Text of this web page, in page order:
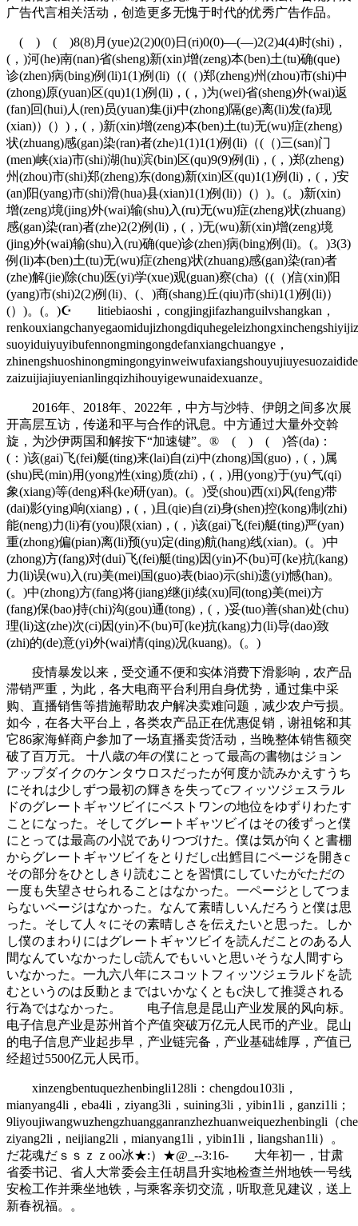
广告代言相关活动，创造更多无愧于时代的优秀广告作品。
( ) ( )8(8)月(yue)2(2)0(0)日(ri)0(0)—(—)2(2)4(4)时(shi)，
(，)河(he)南(nan)省(sheng)新(xin)增(zeng)本(ben)土(tu)确(que)
诊(zhen)病(bing)例(li)1(1)例(li)（(（)郑(zheng)州(zhou)市(shi)中
(zhong)原(yuan)区(qu)1(1)例(li)，(，)为(wei)省(sheng)外(wai)返
(fan)回(hui)人(ren)员(yuan)集(ji)中(zhong)隔(ge)离(li)发(fa)现
(xian)）(）)，(，)新(xin)增(zeng)本(ben)土(tu)无(wu)症(zheng)
状(zhuang)感(gan)染(ran)者(zhe)1(1)1(1)例(li)（(（)三(san)门
(men)峡(xia)市(shi)湖(hu)滨(bin)区(qu)9(9)例(li)，(，)郑(zheng)
州(zhou)市(shi)郑(zheng)东(dong)新(xin)区(qu)1(1)例(li)，(，)安
(an)阳(yang)市(shi)滑(hua)县(xian)1(1)例(li)）(）)。(。)新(xin)
增(zeng)境(jing)外(wai)输(shu)入(ru)无(wu)症(zheng)状(zhuang)
感(gan)染(ran)者(zhe)2(2)例(li)，(，)无(wu)新(xin)增(zeng)境
(jing)外(wai)输(shu)入(ru)确(que)诊(zhen)病(bing)例(li)。(。)3(3)
例(li)本(ben)土(tu)无(wu)症(zheng)状(zhuang)感(gan)染(ran)者
(zhe)解(jie)除(chu)医(yi)学(xue)观(guan)察(cha)（(（)信(xin)阳
(yang)市(shi)2(2)例(li)、(、)商(shang)丘(qiu)市(shi)1(1)例(li)）
(）)。(。)☪ litiebiaoshi，congjingjifazhanguilvshangkan，
suoyiduiyuyibufennongmingongdefanxiangchuangye，
zaizuijiajiuyenianlingqizhihouyigewunaidexuanze。
2016年、2018年、2022年，中方与沙特、伊朗之间多次展
开高层互访，传递和平与合作的讯息。中方通过大量外交斡
旋，为沙伊两国和解按下“加速键”。® ( ) ( )答(da)：
(：)该(gai)飞(fei)艇(ting)来(lai)自(zi)中(zhong)国(guo)，(，)属
(shu)民(min)用(yong)性(xing)质(zhi)，(，)用(yong)于(yu)气(qi)
象(xiang)等(deng)科(ke)研(yan)。(。)受(shou)西(xi)风(feng)带
(dai)影(ying)响(xiang)，(，)且(qie)自(zi)身(shen)控(kong)制(zhi)
能(neng)力(li)有(you)限(xian)，(，)该(gai)飞(fei)艇(ting)严(yan)
重(zhong)偏(pian)离(li)预(yu)定(ding)航(hang)线(xian)。(。)中
(zhong)方(fang)对(dui)飞(fei)艇(ting)因(yin)不(bu)可(ke)抗(kang)
力(li)误(wu)入(ru)美(mei)国(guo)表(biao)示(shi)遗(yi)憾(han)。
(。)中(zhong)方(fang)将(jiang)继(ji)续(xu)同(tong)美(mei)方
(fang)保(bao)持(chi)沟(gou)通(tong)，(，)妥(tuo)善(shan)处(chu)
理(li)这(zhe)次(ci)因(yin)不(bu)可(ke)抗(kang)力(li)导(dao)致
(zhi)的(de)意(yi)外(wai)情(qing)况(kuang)。(。)
疫情暴发以来，受交通不便和实体消费下滑影响，农产品
滞销严重，为此，各大电商平台利用自身优势，通过集中采
购、直播销售等措施帮助农户解决卖难问题，减少农户亏损。
如今，在各大平台上，各类农产品正在优惠促销，谢祖铭和其
它86家海鲜商户参加了一场直播卖货活动，当晚整体销售额突
破了百万元。 十八歳の年の僕にとって最高の書物はジョン
アップダイクのケンタウロスだったが何度か読みかえすうち
にそれは少しずつ最初の輝きを失ってcフィッツジェスラル
ドのグレートギャツビイにベストワンの地位をゆずりわたす
ことになった。そしてグレートギャツビイはその後ずっと僕
にとっては最高の小説でありつづけた。僕は気が向くと書棚
からグレートギャツビイをとりだしc出鱈目にページを開きc
その部分をひとしきり読むことを習慣にしていたがcただの
一度も失望させられることはなかった。一ページとしてつま
らないページはなかった。なんて素晴しいんだろうと僕は思
った。そして人々にその素晴しさを伝えたいと思った。しか
し僕のまわりにはグレートギャツビイを読んだことのある人
間なんていなかったしc読んでもいいと思いそうな人間すら
いなかった。一九六八年にスコットフィッツジェラルドを読
むというのは反動とまではいかなくともc決して推奨される
行為ではなかった。 电子信息是昆山产业发展的风向标。
电子信息产业是苏州首个产值突破万亿元人民币的产业。昆山
的电子信息产业起步早，产业链完备，产业基础雄厚，产值已
经超过5500亿元人民币。
xinzengbentuquezhenbingli128li：chengdou103li，
mianyang4li，eba4li，ziyang3li，suining3li，yibin1li，ganzi1li；
9liyoujiwangwuzhengzhuangganranzhezhuanweiquezhenbingli（
ziyang2li，neijiang2li，mianyang1li，yibin1li，liangshan1li）。
だ花魂だｓｓｚｚоo冰★:）★@_--3:16- 大年初一，甘肃
省委书记、省人大常委会主任胡昌升实地检查兰州地铁一号线
安检工作并乘坐地铁，与乘客亲切交流，听取意见建议，送上
新春祝福。。